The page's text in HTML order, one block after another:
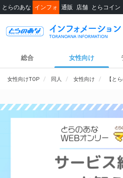
とらのあな インフォ 通販 店舗 とらコイン
総合 女性向け
女性向けTOP 同人 女性向け 【と